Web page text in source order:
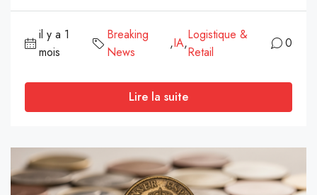
il y a 1
mois
Breaking
News
,IA,
Logistique &
Retail
0
Lire la suite